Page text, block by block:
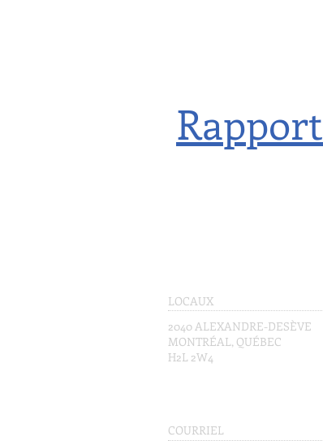
LOCAUX
2040 ALEXANDRE-DESÈVE
MONTRÉAL, QUÉBEC
H2L 2W4
COURRIEL